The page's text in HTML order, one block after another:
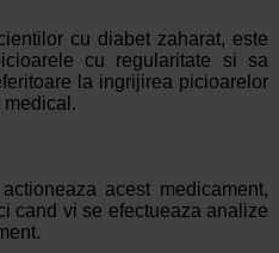
cu diabet zaharat, este
cu regularitate si sa
la ingrijirea picioarelor
medical.
acest medicament,
cand vi se efectueaza analize